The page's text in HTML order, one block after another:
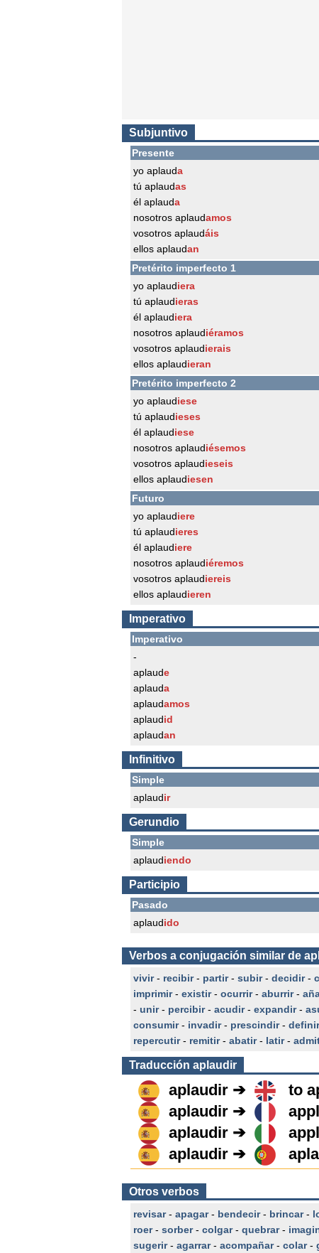
Subjuntivo
Presente
yo aplauda
tú aplaudas
él aplauda
nosotros aplaudamos
vosotros aplaudáis
ellos aplaudan
Pretérito imperfecto 1
yo aplaudiera
tú aplaudieras
él aplaudiera
nosotros aplaudiéramos
vosotros aplaudierais
ellos aplaudieran
Pretérito imperfecto 2
yo aplaudiese
tú aplaudieses
él aplaudiese
nosotros aplaudiésemos
vosotros aplaudieseis
ellos aplaudiesen
Futuro
yo aplaudiere
tú aplaudieres
él aplaudiere
nosotros aplaudiéremos
vosotros aplaudiereis
ellos aplaudieren
Imperativo
Imperativo
-
aplaude
aplauda
aplaudamos
aplaudid
aplaudan
Infinitivo
Simple
aplaudir
Gerundio
Simple
aplaudiendo
Participio
Pasado
aplaudido
Verbos a conjugación similar de
vivir- recibir- partir- subir- decidir-
imprimir- existir- ocurrir- aburrir-
- unir- percibir- acudir- expandir-
consumir- invadir- prescindir- definir
repercutir- remitir- abatir- latir-
Traducción aplaudir
aplaudir ➔
to
aplaudir ➔
aplaudir ➔
aplaudir ➔
Otros verbos
revisar- apagar- bendecir- brincar-
roer- sorber- colgar- quebrar-
sugerir- agarrar- acompañar- colar-